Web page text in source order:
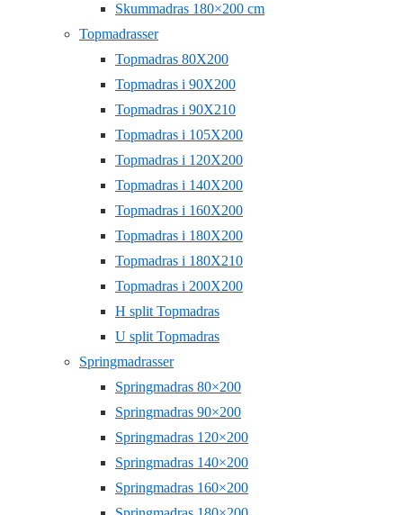
Skummadras 180×200 cm
Topmadrasser
Topmadras 80X200
Topmadras i 90X200
Topmadras i 90X210
Topmadras i 105X200
Topmadras i 120X200
Topmadras i 140X200
Topmadras i 160X200
Topmadras i 180X200
Topmadras i 180X210
Topmadras i 200X200
H split Topmadras
U split Topmadras
Springmadrasser
Springmadras 80×200
Springmadras 90×200
Springmadras 120×200
Springmadras 140×200
Springmadras 160×200